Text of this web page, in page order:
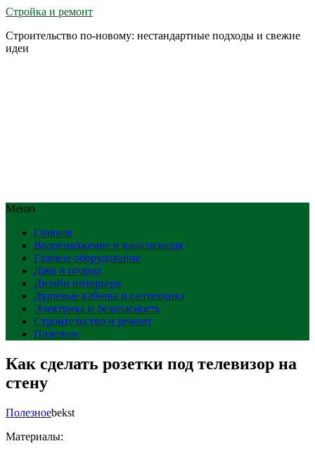
Стройка и ремонт
Строительство по-новому: нестандартные подходы и свежие
идеи
Меню
Главная
Водоснабжение и канализация
Газовое оборудование
Дача и огород
Дизайн интерьера
Душевые кабины и сантехника
Электрика и безопасность
Строительство и ремонт
Полезное
Как сделать розетки под телевизор на
стену
Полезноеbekst
Материалы: